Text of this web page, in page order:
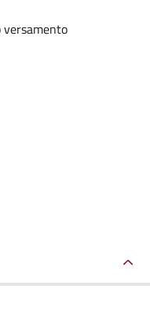
versamento